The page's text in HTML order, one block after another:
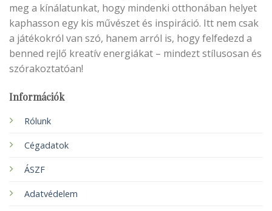
meg a kínálatunkat, hogy mindenki otthonában helyet
kaphasson egy kis művészet és inspiráció. Itt nem csak
a játékokról van szó, hanem arról is, hogy felfedezd a
benned rejlő kreatív energiákat – mindezt stílusosan és
szórakoztatóan!
Információk
Rólunk
Cégadatok
ÁSZF
Adatvédelem